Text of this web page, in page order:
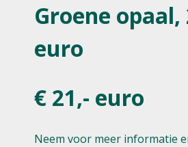
Groene opaal,
euro
€ 21,- euro
Neem voor meer informatie